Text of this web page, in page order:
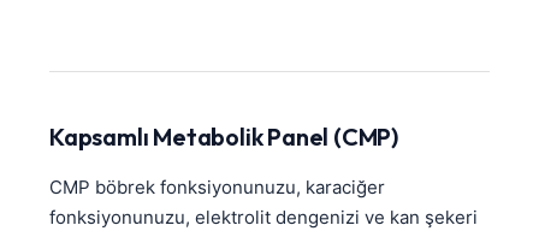
Kapsamlı Metabolik Panel (CMP)
CMP böbrek fonksiyonunuzu, karaciğer
fonksiyonunuzu, elektrolit dengenizi ve kan şekeri